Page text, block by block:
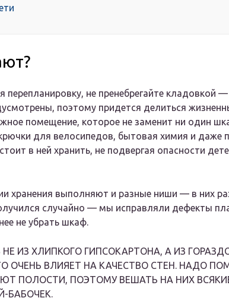
перепланировку, не пренебрегайте кладовкой
поэтому придется делиться
помещение, которое не заменит ни один
для велосипедов, бытовая химия и
в ней хранить, не подвергая опасности
хранения выполняют и разные ниши — в них
случайно — мы исправляли дефекты
не убрать шкаф.
ИЗ ХЛИПКОГО ГИПСОКАРТОНА, А ИЗ
ОЧЕНЬ ВЛИЯЕТ НА КАЧЕСТВО СТЕН. НАДО
ПОЛОСТИ, ПОЭТОМУ ВЕШАТЬ НА НИХ
БАБОЧЕК.